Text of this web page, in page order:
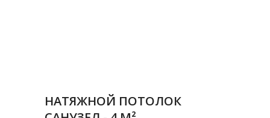
НАТЯЖНОЙ ПОТОЛОК